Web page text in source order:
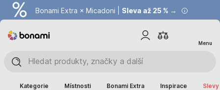
Bonami Extra × Micadoni | Sleva až 25 % →
Summer Sale | Ušetřete až 40 % →
Menu
Kategorie Místnosti Bonami Extra Inspirace